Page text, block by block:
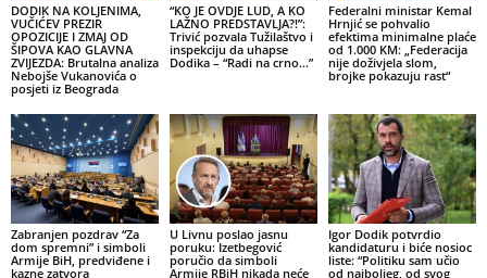
DODIK NA KOLJENIMA,
VUČIĆEV PREZIR
OPOZICIJE I ZMAJ OD
ŠIPOVA KAO GLAVNA
ZVIJEZDA: Brutalna analiza
Nebojše Vukanovića o
posjeti iz Beograda
“KO JE OVDJE LUD, A KO
LAŽNO PREDSTAVLJA?!”:
Trivić pozvala Tužilaštvo i
inspekciju da uhapse
Dodika – “Radi na crno…”
Federalni ministar Kemal
Hrnjić se pohvalio
efektima minimalne plaće
od 1.000 KM: „Federacija
nije doživjela slom,
brojke pokazuju rast“
Zabranjen pozdrav “Za
dom spremni” i simboli
Armije BiH, predviđene i
kazne zatvora
U Livnu poslao jasnu
poruku: Izetbegović
poručio da simboli
Armije RBiH nikada neće
Igor Dodik potvrdio
kandidaturu i biće nosioc
liste: “Politiku sam učio
od najboljeg, od svog